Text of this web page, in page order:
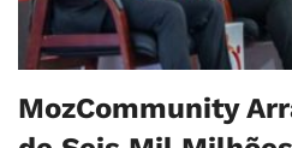
MozCommunity